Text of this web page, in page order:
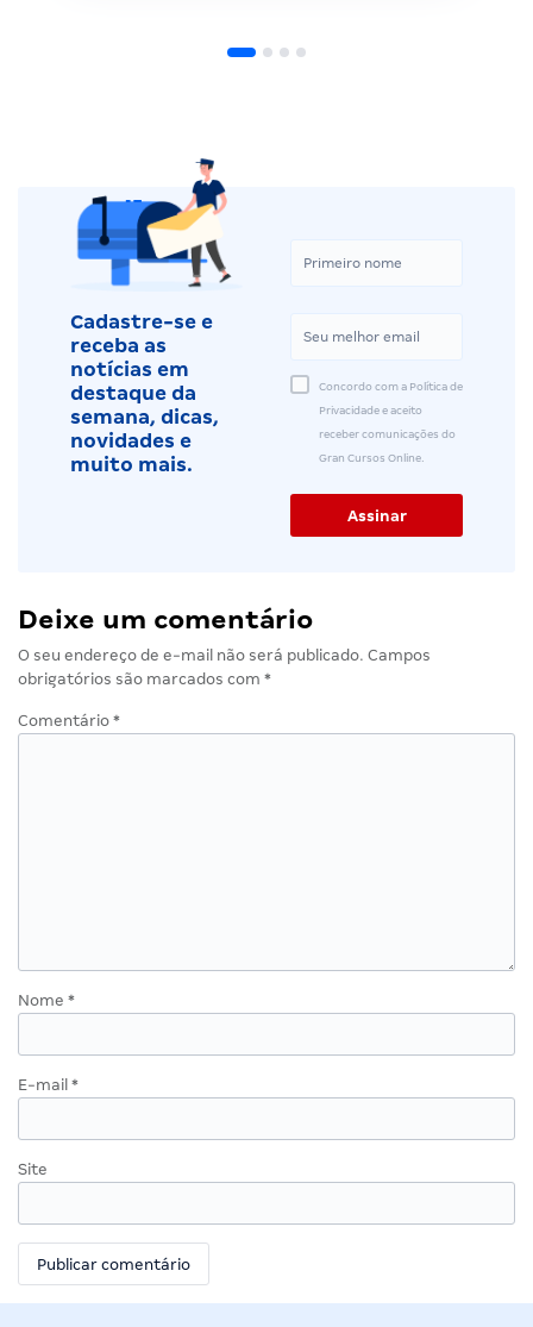
Cadastre-se e
receba as
notícias em
destaque da
semana, dicas,
novidades e
muito mais.
Concordo com a Política de
Privacidade e aceito
receber comunicações do
Gran Cursos Online.
Deixe um comentário
O seu endereço de e-mail não será publicado. Campos
obrigatórios são marcados com *
Comentário *
Nome *
E-mail *
Site